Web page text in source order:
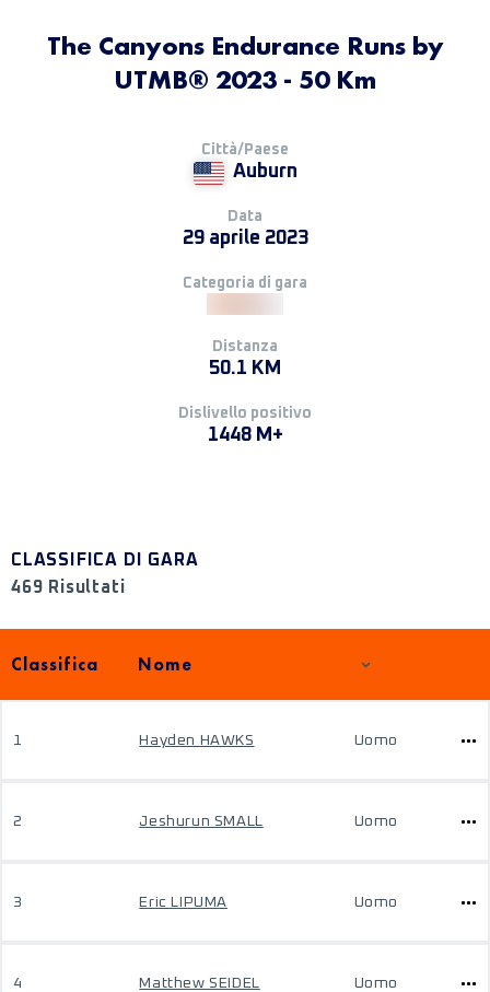
The Canyons Endurance Runs by
UTMB® 2023 - 50 Km
Città/Paese
Auburn
Data
29 aprile 2023
Categoria di gara
Distanza
50.1 KM
Dislivello positivo
1448 M+
CLASSIFICA DI GARA
469 Risultati
Classifica Nome
1 Hayden HAWKS Uomo
2 Jeshurun SMALL Uomo
3 Eric LIPUMA Uomo
4 Matthew SEIDEL Uomo